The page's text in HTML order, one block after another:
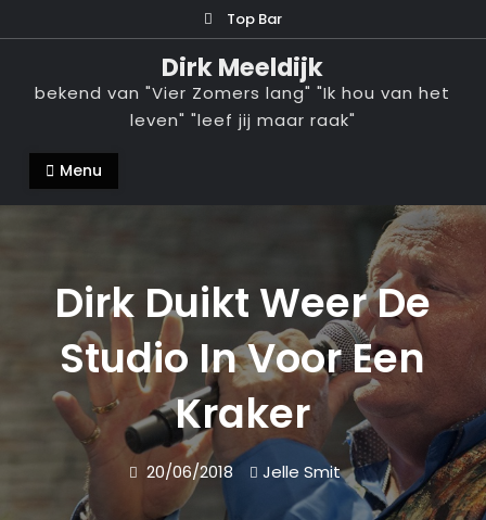
naar
inhoud
Top Bar
Dirk Meeldijk
bekend van "Vier Zomers lang" "Ik hou van het
leven" "leef jij maar raak"
Menu
Dirk Duikt Weer De
Studio In Voor Een
Kraker
20/06/2018 Jelle Smit